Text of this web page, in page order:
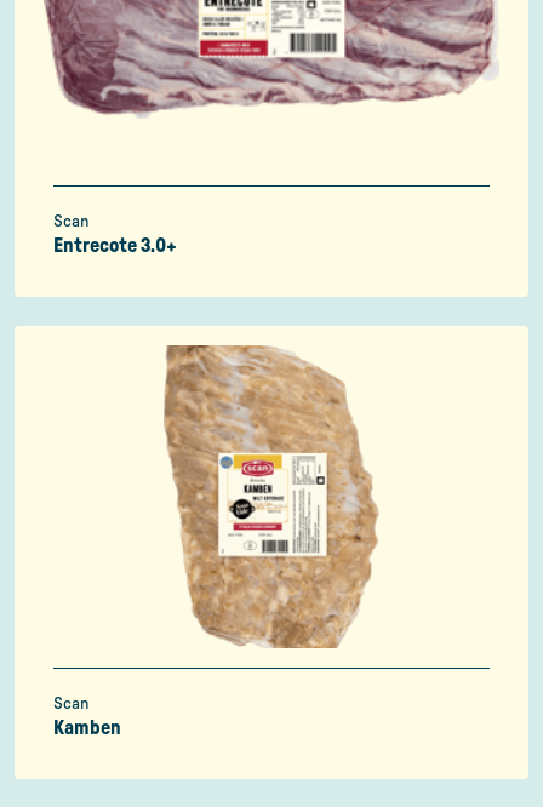
Scan
Entrecote 3.0+
Scan
Kamben